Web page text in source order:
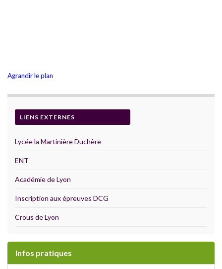
Agrandir le plan
LIENS EXTERNES
Lycée la Martinière Duchère
ENT
Académie de Lyon
Inscription aux épreuves DCG
Crous de Lyon
Infos pratiques